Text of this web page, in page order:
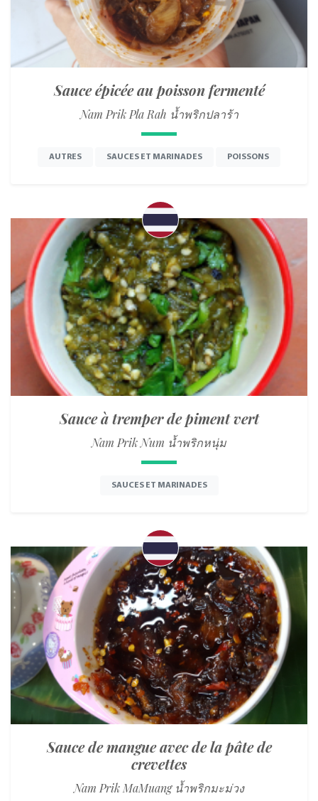
Sauce épicée au poisson fermenté
Nam Prik Pla Rah น้ำพริกปลาร้า
AUTRES SAUCES ET MARINADES POISSONS
Sauce à tremper de piment vert
Nam Prik Num น้ำพริกหนุ่ม
SAUCES ET MARINADES
Sauce de mangue avec de la pâte de
crevettes
Nam Prik MaMuang น้ำพริกมะม่วง